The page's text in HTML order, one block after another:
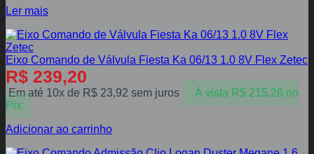
Ler mais
Eixo Comando de Válvula Fiesta Ka 06/13 1.0 8V Flex Zetec
R$ 239,20
Em até 10x de R$ 23,92 sem juros À vista R$215,28 no
Pix
Adicionar ao carrinho